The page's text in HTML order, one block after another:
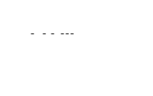
- - - ---